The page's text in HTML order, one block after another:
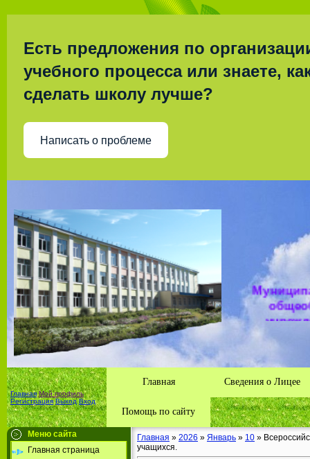
Есть предложения по
учебного процесса или знаете,
сделать школу лучше?
Написать о проблеме
района
Главная Мой профиль
Регистрация Выход Вход
Главная Сведения о Лицее
Помощь по сайту
Меню сайта
Главная страница
Главная » 2026 » Январь » 10 »
учащихся.